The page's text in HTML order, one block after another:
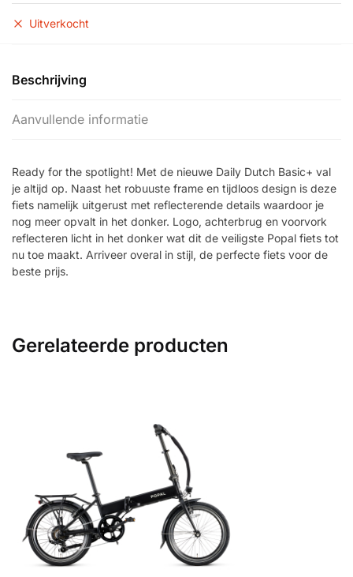
Uitverkocht
Beschrijving
Aanvullende informatie
Ready for the spotlight! Met de nieuwe Daily Dutch Basic+ val
je altijd op. Naast het robuuste frame en tijdloos design is deze
fiets namelijk uitgerust met reflecterende details waardoor je
nog meer opvalt in het donker. Logo, achterbrug en voorvork
reflecteren licht in het donker wat dit de veiligste Popal fiets tot
nu toe maakt. Arriveer overal in stijl, de perfecte fiets voor de
beste prijs.
Gerelateerde producten